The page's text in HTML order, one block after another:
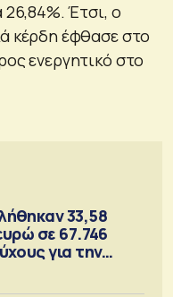
26,84%. Έτσι, ο
κέρδη έφθασε στο
ενεργητικό στο
33,58
σε 67.746
για την